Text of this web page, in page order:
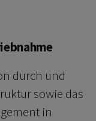
durch und
sowie das
in